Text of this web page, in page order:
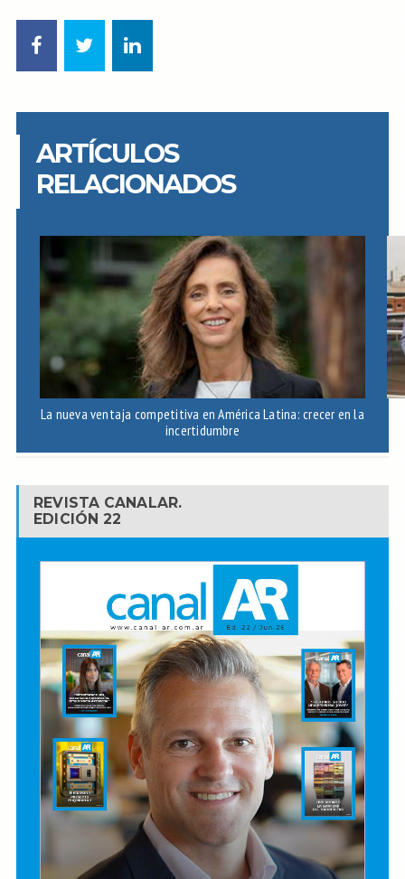
ARTÍCULOS
RELACIONADOS
La nueva ventaja competitiva en América Latina: crecer en la
incertidumbre
REVISTA CANALAR.
EDICIÓN 22